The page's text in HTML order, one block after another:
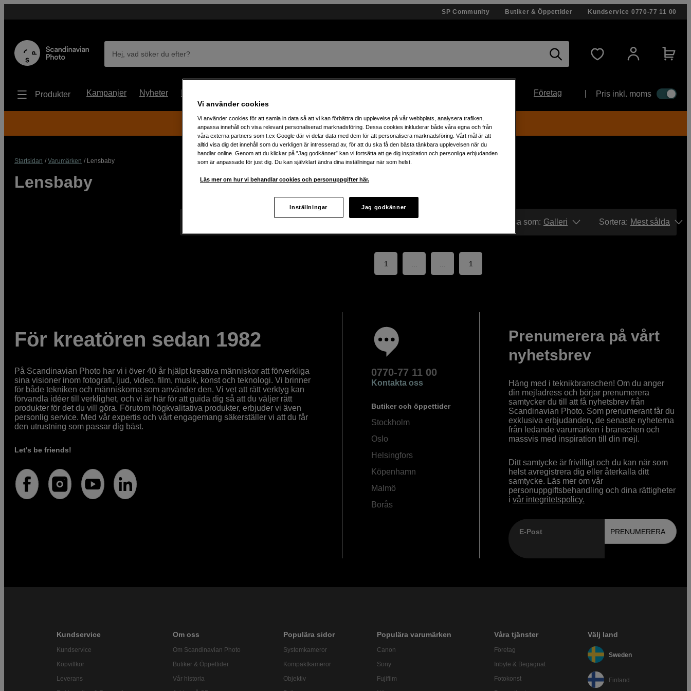
SP Community Butiker & Öppettider Kundservice 0770-77 11 00
Hej, vad söker du efter?
Produkter Kampanjer Nyheter Företag Pris inkl. moms
Startsidan Varumärken Lensbaby
Lensbaby
Visa som: Galleri Sortera: Mest sålda
1 1
För kreatören sedan 1982
På Scandinavian Photo har vi i över 40 år hjälpt kreativa människor att förverkliga
sina visioner inom fotografi, ljud, video, film, musik, konst och teknologi. Vi brinner
för både tekniken och människorna som använder den. Vi vet att rätt verktyg kan
förvandla idéer till verklighet, och vi är här för att guida dig så att du väljer rätt
produkter för det du vill göra. Förutom högkvalitativa produkter, erbjuder vi även
personlig service. Med vår expertis och vårt engagemang säkerställer vi att du får
den utrustning som passar dig bäst.
Let's be friends!
0770-77 11 00
Kontakta oss
Butiker och öppettider
Stockholm
Oslo
Helsingfors
Köpenhamn
Malmö
Borås
Prenumerera på vårt
nyhetsbrev
Häng med i teknikbranschen! Om du anger
din mejladress och börjar prenumerera
samtycker du till att få nyhetsbrev från
Scandinavian Photo. Som prenumerant får du
exklusiva erbjudanden, de senaste nyheterna
från ledande varumärken i branschen och
massvis med inspiration till din mejl.
Ditt samtycke är frivilligt och du kan när som
helst avregistrera dig eller återkalla ditt
samtycke. Läs mer om vår
personuppgiftsbehandling och dina rättigheter
i vår integritetspolicy.
E-Post PRENUMERERA
Kundservice
Kundservice
Köpvillkor
Leverans
Om oss
Om Scandinavian Photo
Butiker & Öppettider
Vår historia
Populära sidor
Systemkameror
Kompaktkameror
Objektiv
Populära varumärken
Canon
Sony
Fujifilm
Våra tjänster
Företag
Inbyte & Begagnat
Fotokonst
Välj land
Sweden
Finland
30% på teenage engineering – t.o.m. fredag 7/8!
Vi använder cookies
Vi använder cookies för att samla in data så att vi kan förbättra din upplevelse på vår webbplats, analysera trafiken,
anpassa innehåll och visa relevant personaliserad marknadsföring. Dessa cookies inkluderar både våra egna och från
våra externa partners som t.ex Google där vi delar data med dem för att personalisera marknadsföring. Vårt mål är att
alltid visa dig det innehåll som du verkligen är intresserad av, för att du ska få den bästa tänkbara upplevelsen när du
handlar online. Genom att du klickar på ”Jag godkänner” kan vi fortsätta att ge dig inspiration och personliga erbjudanden
som är anpassade för just dig. Du kan självklart ändra dina inställningar när som helst.
Läs mer om hur vi behandlar cookies och personuppgifter här.
Inställningar Jag godkänner